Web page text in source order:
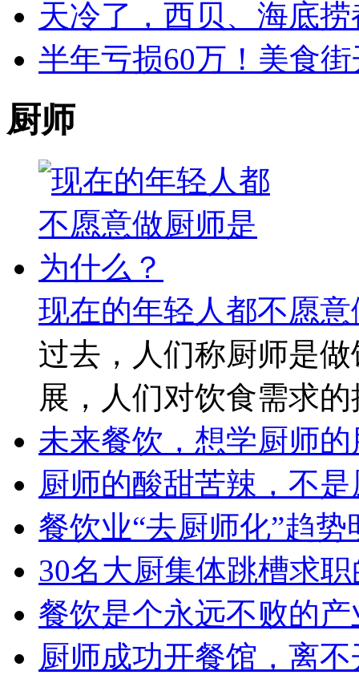
天冷了，西贝、海底
半年亏损60万！美食
厨师
现在的年轻人都不愿
过去，人们称厨师是
展，人们对饮食需求
未来餐饮，想学厨师
厨师的酸甜苦辣，不
餐饮业“去厨师化”趋
30名大厨集体跳槽求
餐饮是个永远不败的
厨师成功开餐馆，离